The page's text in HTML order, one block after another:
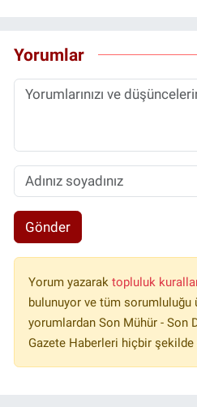
Yorumlar
Gönder
Yorum yazarak topluluk
bulunuyor ve tüm sorumluluğu
yorumlardan Son Mühür - Son
Gazete Haberleri hiçbir